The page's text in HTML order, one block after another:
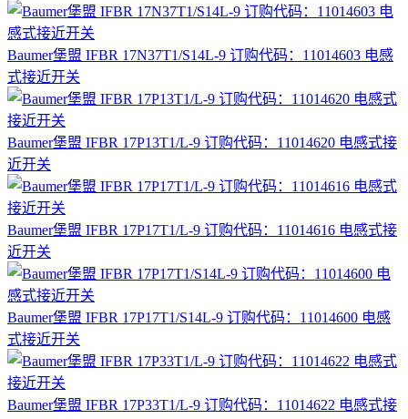
Baumer堡盟 IFBR 17N37T1/S14L-9 订购代码：11014603 电感
式接近开关
Baumer堡盟 IFBR 17P13T1/L-9 订购代码：11014620 电感式接
近开关
Baumer堡盟 IFBR 17P17T1/L-9 订购代码：11014616 电感式接
近开关
Baumer堡盟 IFBR 17P17T1/S14L-9 订购代码：11014600 电感
式接近开关
Baumer堡盟 IFBR 17P33T1/L-9 订购代码：11014622 电感式接